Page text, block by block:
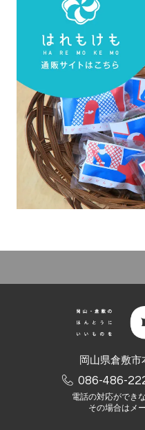
岡山県倉敷市
086-486-
電話の対応ができ
その場合はメ